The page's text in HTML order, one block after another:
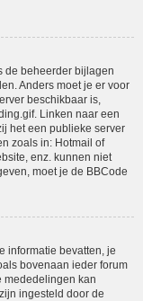
de beheerder bijlagen
Anders moet je er voor
beschikbaar is,
Linken naar een
het een publieke server
zoals in: Hotmail of
enz. kunnen niet
moet je de BBCode
informatie bevatten, je
bovenaan ieder forum
mededelingen kan
ingesteld door de